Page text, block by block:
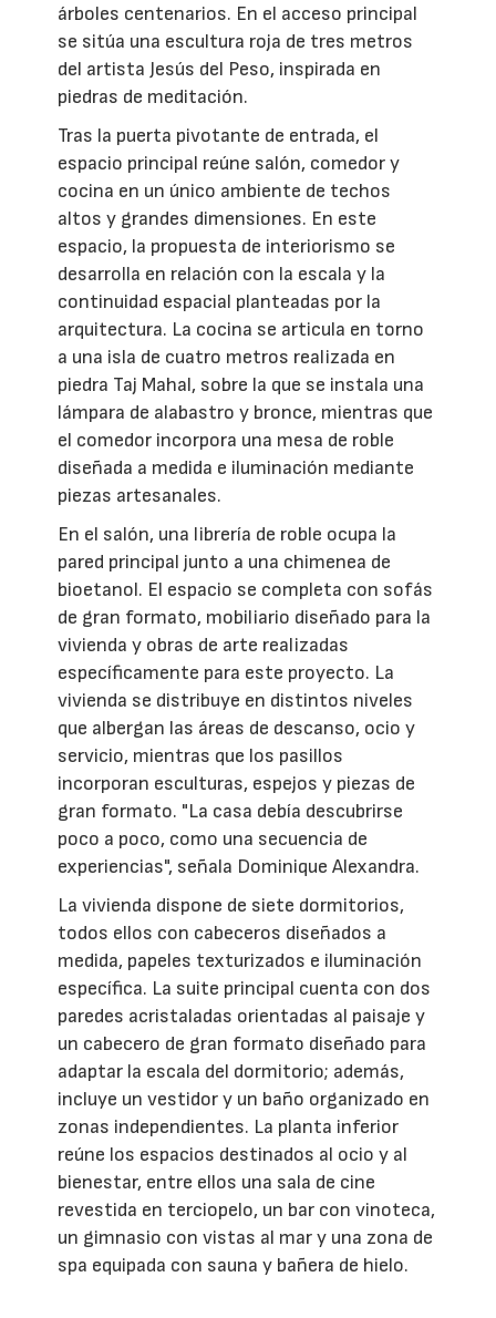
árboles centenarios. En el acceso principal
se sitúa una escultura roja de tres metros
del artista Jesús del Peso, inspirada en
piedras de meditación.
Tras la puerta pivotante de entrada, el
espacio principal reúne salón, comedor y
cocina en un único ambiente de techos
altos y grandes dimensiones. En este
espacio, la propuesta de interiorismo se
desarrolla en relación con la escala y la
continuidad espacial planteadas por la
arquitectura. La cocina se articula en torno
a una isla de cuatro metros realizada en
piedra Taj Mahal, sobre la que se instala una
lámpara de alabastro y bronce, mientras que
el comedor incorpora una mesa de roble
diseñada a medida e iluminación mediante
piezas artesanales.
En el salón, una librería de roble ocupa la
pared principal junto a una chimenea de
bioetanol. El espacio se completa con sofás
de gran formato, mobiliario diseñado para la
vivienda y obras de arte realizadas
específicamente para este proyecto. La
vivienda se distribuye en distintos niveles
que albergan las áreas de descanso, ocio y
servicio, mientras que los pasillos
incorporan esculturas, espejos y piezas de
gran formato. "La casa debía descubrirse
poco a poco, como una secuencia de
experiencias", señala Dominique Alexandra.
La vivienda dispone de siete dormitorios,
todos ellos con cabeceros diseñados a
medida, papeles texturizados e iluminación
específica. La suite principal cuenta con dos
paredes acristaladas orientadas al paisaje y
un cabecero de gran formato diseñado para
adaptar la escala del dormitorio; además,
incluye un vestidor y un baño organizado en
zonas independientes. La planta inferior
reúne los espacios destinados al ocio y al
bienestar, entre ellos una sala de cine
revestida en terciopelo, un bar con vinoteca,
un gimnasio con vistas al mar y una zona de
spa equipada con sauna y bañera de hielo.